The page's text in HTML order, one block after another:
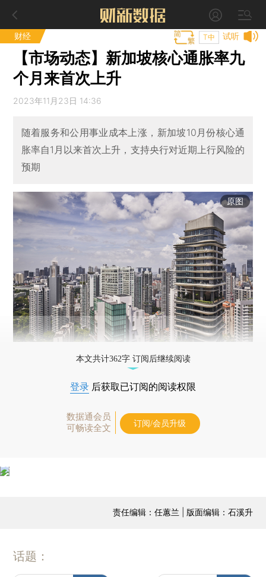
财经 试听
T中
【市场动态】新加坡核心通胀率九
个月来首次上升
2023年11月23日 14:36
随着服务和公用事业成本上涨，新加坡10月份核心通
胀率自1月以来首次上升，支持央行对近期上行风险的
预期
原图
本文共计362字 订阅后继续阅读
登录 后获取已订阅的阅读权限
数据通会员
可畅读全文
订阅/会员升级
责任编辑：任蕙兰 | 版面编辑：石溪升
话题：